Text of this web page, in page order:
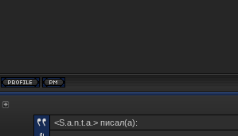
<S.a.n.t.a.> писал(а):